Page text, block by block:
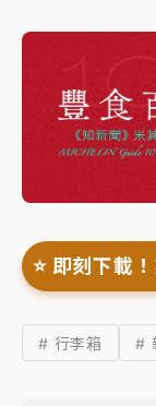
⭐️ 即刻下載
# 行李箱 #